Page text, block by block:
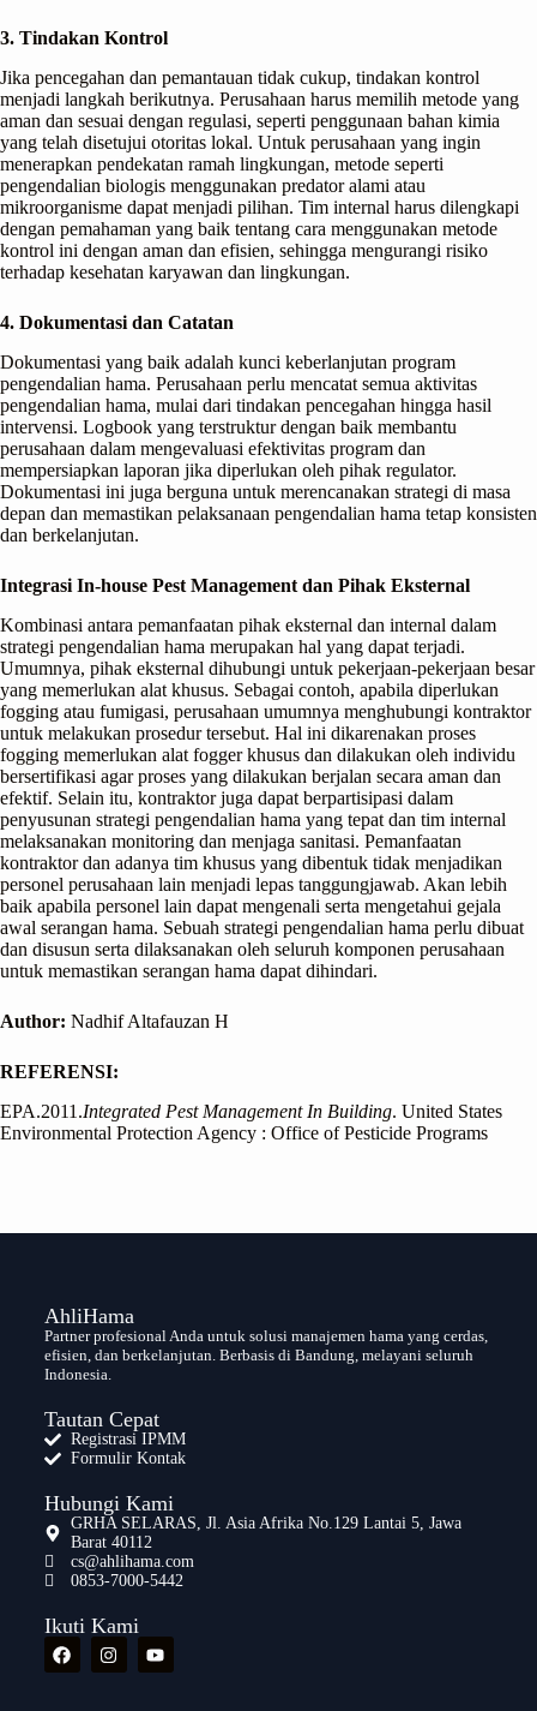
3. Tindakan Kontrol
Jika pencegahan dan pemantauan tidak cukup, tindakan kontrol
menjadi langkah berikutnya. Perusahaan harus memilih metode yang
aman dan sesuai dengan regulasi, seperti penggunaan bahan kimia
yang telah disetujui otoritas lokal. Untuk perusahaan yang ingin
menerapkan pendekatan ramah lingkungan, metode seperti
pengendalian biologis menggunakan predator alami atau
mikroorganisme dapat menjadi pilihan. Tim internal harus dilengkapi
dengan pemahaman yang baik tentang cara menggunakan metode
kontrol ini dengan aman dan efisien, sehingga mengurangi risiko
terhadap kesehatan karyawan dan lingkungan.
4. Dokumentasi dan Catatan
Dokumentasi yang baik adalah kunci keberlanjutan program
pengendalian hama. Perusahaan perlu mencatat semua aktivitas
pengendalian hama, mulai dari tindakan pencegahan hingga hasil
intervensi. Logbook yang terstruktur dengan baik membantu
perusahaan dalam mengevaluasi efektivitas program dan
mempersiapkan laporan jika diperlukan oleh pihak regulator.
Dokumentasi ini juga berguna untuk merencanakan strategi di masa
depan dan memastikan pelaksanaan pengendalian hama tetap konsisten
dan berkelanjutan.
Integrasi In-house Pest Management dan Pihak Eksternal
Kombinasi antara pemanfaatan pihak eksternal dan internal dalam
strategi pengendalian hama merupakan hal yang dapat terjadi.
Umumnya, pihak eksternal dihubungi untuk pekerjaan-pekerjaan besar
yang memerlukan alat khusus. Sebagai contoh, apabila diperlukan
fogging atau fumigasi, perusahaan umumnya menghubungi kontraktor
untuk melakukan prosedur tersebut. Hal ini dikarenakan proses
fogging memerlukan alat fogger khusus dan dilakukan oleh individu
bersertifikasi agar proses yang dilakukan berjalan secara aman dan
efektif. Selain itu, kontraktor juga dapat berpartisipasi dalam
penyusunan strategi pengendalian hama yang tepat dan tim internal
melaksanakan monitoring dan menjaga sanitasi. Pemanfaatan
kontraktor dan adanya tim khusus yang dibentuk tidak menjadikan
personel perusahaan lain menjadi lepas tanggungjawab. Akan lebih
baik apabila personel lain dapat mengenali serta mengetahui gejala
awal serangan hama. Sebuah strategi pengendalian hama perlu dibuat
dan disusun serta dilaksanakan oleh seluruh komponen perusahaan
untuk memastikan serangan hama dapat dihindari.
Author: Nadhif Altafauzan H
REFERENSI:
EPA.2011.Integrated Pest Management In Building. United States
Environmental Protection Agency : Office of Pesticide Programs
AhliHama
Partner profesional Anda untuk solusi manajemen hama yang cerdas,
efisien, dan berkelanjutan. Berbasis di Bandung, melayani seluruh
Indonesia.
Tautan Cepat
Registrasi IPMM
Formulir Kontak
Hubungi Kami
GRHA SELARAS, Jl. Asia Afrika No.129 Lantai 5, Jawa
Barat 40112
cs@ahlihama.com
0853-7000-5442
Ikuti Kami